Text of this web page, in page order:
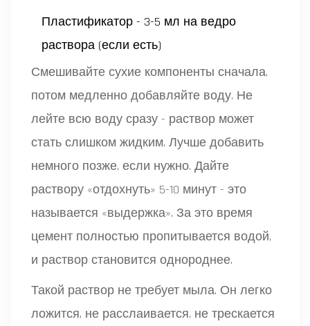
Пластификатор - 3-5 мл на ведро
раствора (если есть)
Смешивайте сухие компоненты сначала,
потом медленно добавляйте воду. Не
лейте всю воду сразу - раствор может
стать слишком жидким. Лучше добавить
немного позже, если нужно. Дайте
раствору «отдохнуть» 5-10 минут - это
называется «выдержка». За это время
цемент полностью пропитывается водой,
и раствор становится однороднее.
Такой раствор не требует мыла. Он легко
ложится, не расслаивается, не трескается